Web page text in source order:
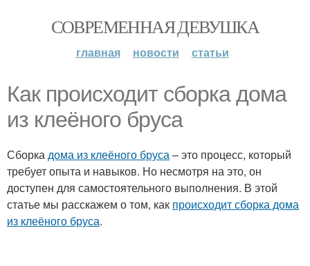
СОВРЕМЕННАЯ ДЕВУШКА
главная новости статьи
Как происходит сборка дома
из клеёного бруса
Сборкадома из клеёного бруса– это процесс, который
требует опыта и навыков. Но несмотря на это, он
доступен для самостоятельного выполнения. В этой
статье мы расскажем о том, как происходит сборка дома
из клеёного бруса.